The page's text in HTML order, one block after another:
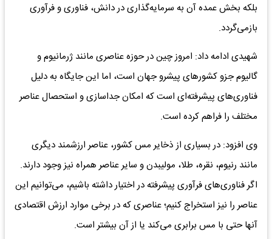
بلکه بخش عمده آن به سرمایه‌گذاری در دانش، فناوری و فرآوری
بازمی‌گردد.
شهیدی ادامه داد: امروز چین در حوزه عناصری مانند ژرمانیوم و
گالیوم جزو کشور‌های پیشرو جهان است، اما این جایگاه به دلیل
فناوری‌های پیشرفته‌ای است که امکان جداسازی و استحصال عناصر
مختلف را فراهم کرده است.
وی افزود: در بسیاری از ذخایر مس کشور، عناصر ارزشمند دیگری
مانند رنیوم، نقره، طلا، مولیبدن و سایر عناصر همراه نیز وجود دارند.
اگر فناوری‌های فرآوری پیشرفته در اختیار داشته باشیم، می‌توانیم این
عناصر را نیز استخراج کنیم؛ عناصری که در برخی موارد ارزش اقتصادی
آنها حتی با مس برابری می‌کند یا از آن بیشتر است.